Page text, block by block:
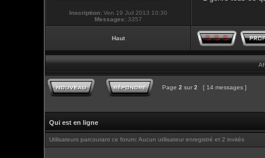
Inscription: Ven 19 Juil 2013 10:30
Messages: 3357
Haut
Page 2 sur 2 [ 14 messages ]
Qui est en ligne
Utilisateurs parcourant ce forum: Aucun utilisateur enregistré et 2 invités